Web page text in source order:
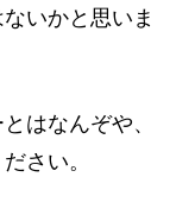
いかと思いま
はなんぞや、
さい。